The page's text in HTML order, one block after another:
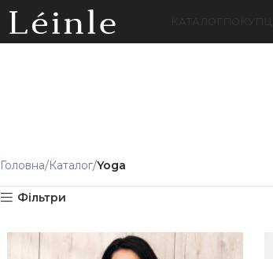
Головна Каталог Yoga
Фільтри